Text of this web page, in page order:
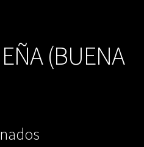
(BUENA